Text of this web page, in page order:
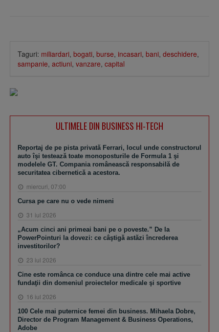
Taguri: miliardari, bogati, burse, incasari, bani, deschidere,
sampanie, actiuni, vanzare, capital
ULTIMELE DIN BUSINESS HI-TECH
Reportaj de pe pista privată Ferrari, locul unde constructorul
auto îşi testează toate monoposturile de Formula 1 şi
modelele GT. Compania românească responsabilă de
securitatea cibernetică a acestora.
miercuri, 07:00
Cursa pe care nu o vede nimeni
31 iul 2026
„Acum cinci ani primeai bani pe o poveste.” De la
PowerPointuri la dovezi: ce câştigă astăzi încrederea
investitorilor?
23 iul 2026
Cine este românca ce conduce una dintre cele mai active
fundaţii din domeniul proiectelor medicale şi sportive
16 iul 2026
100 Cele mai puternice femei din business. Mihaela Dobre,
Director de Program Management & Business Operations,
Adobe